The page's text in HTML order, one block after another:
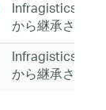
から継承されま
から継承されま